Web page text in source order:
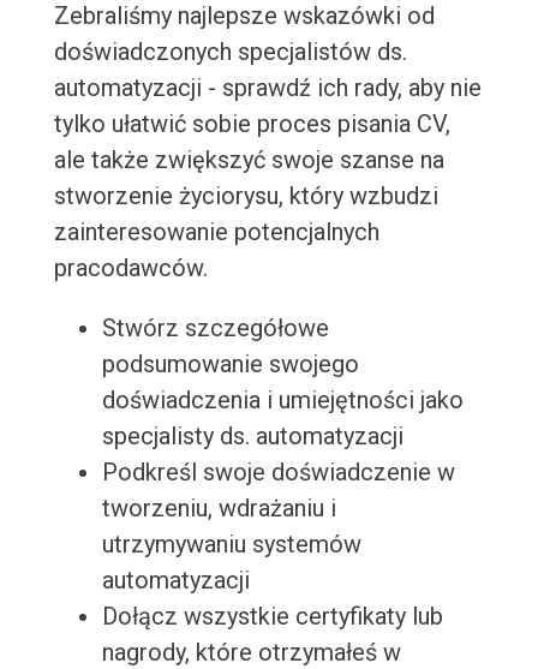
Zebraliśmy najlepsze wskazówki od
doświadczonych specjalistów ds.
automatyzacji - sprawdź ich rady, aby nie
tylko ułatwić sobie proces pisania CV,
ale także zwiększyć swoje szanse na
stworzenie życiorysu, który wzbudzi
zainteresowanie potencjalnych
pracodawców.
Stwórz szczegółowe
podsumowanie swojego
doświadczenia i umiejętności jako
specjalisty ds. automatyzacji
Podkreśl swoje doświadczenie w
tworzeniu, wdrażaniu i
utrzymywaniu systemów
automatyzacji
Dołącz wszystkie certyfikaty lub
nagrody, które otrzymałeś w